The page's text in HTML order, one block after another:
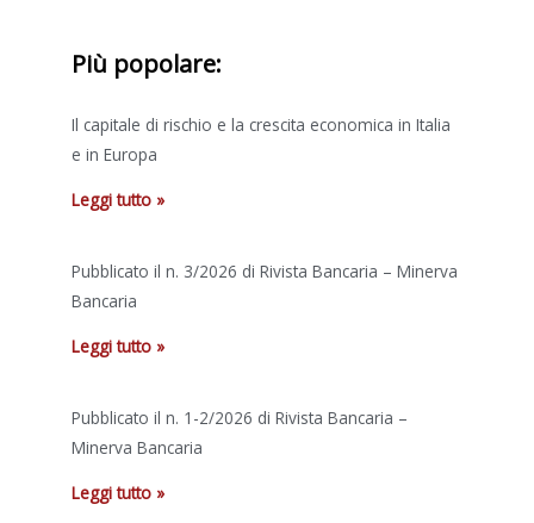
Più popolare:
Il capitale di rischio e la crescita economica in Italia
e in Europa
Leggi tutto »
Pubblicato il n. 3/2026 di Rivista Bancaria – Minerva
Bancaria
Leggi tutto »
Pubblicato il n. 1-2/2026 di Rivista Bancaria –
Minerva Bancaria
Leggi tutto »